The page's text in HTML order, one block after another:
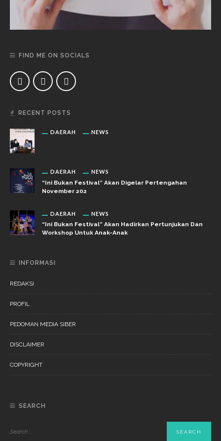
FIND ME ON SOCIALS
RECENT POSTS
DAERAH NEWS
DAERAH NEWS
“Ini Bukan Festival” Akan Digelar Pertengahan
November 202
DAERAH NEWS
“Ini Bukan Festival” Akan Hadirkan Pertunjukan Dan
Workshop Untuk Anak-Anak
INFORMASI
REDAKSI
PROFIL
PEDOMAN MEDIA SIBER
DISCLAIMER
COPYRIGHT
SEARCH